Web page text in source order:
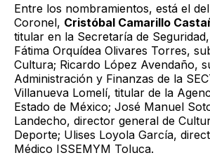
Entre los nombramientos, está el
Coronel, Cristóbal Camarillo
titular en la Secretaría de
Fátima Orquídea Olivares Torres,
Cultura; Ricardo López Avendaño,
Administración y Finanzas de la
Villanueva Lomelí, titular de la
Estado de México; José Manuel
Landecho, director general de
Deporte; Ulises Loyola García,
Médico ISSEMYM Toluca.